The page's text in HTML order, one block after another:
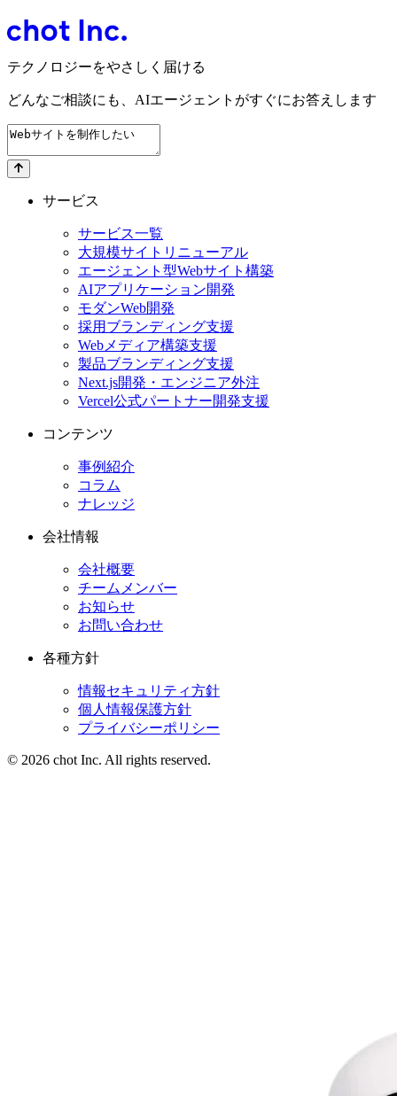
テクノロジーをやさしく届ける
どんなご相談にも、 AIエージェントがすぐにお答えします
サービス
サービス一覧
大規模サイトリニューアル
エージェント型Webサイト構築
AIアプリケーション開発
モダンWeb開発
採用ブランディング支援
Webメディア構築支援
製品ブランディング支援
Next.js開発・エンジニア外注
Vercel公式パートナー開発支援
コンテンツ
事例紹介
コラム
ナレッジ
会社情報
会社概要
チームメンバー
お知らせ
お問い合わせ
各種方針
情報セキュリティ方針
個人情報保護方針
プライバシーポリシー
© 2026 chot Inc. All rights reserved.